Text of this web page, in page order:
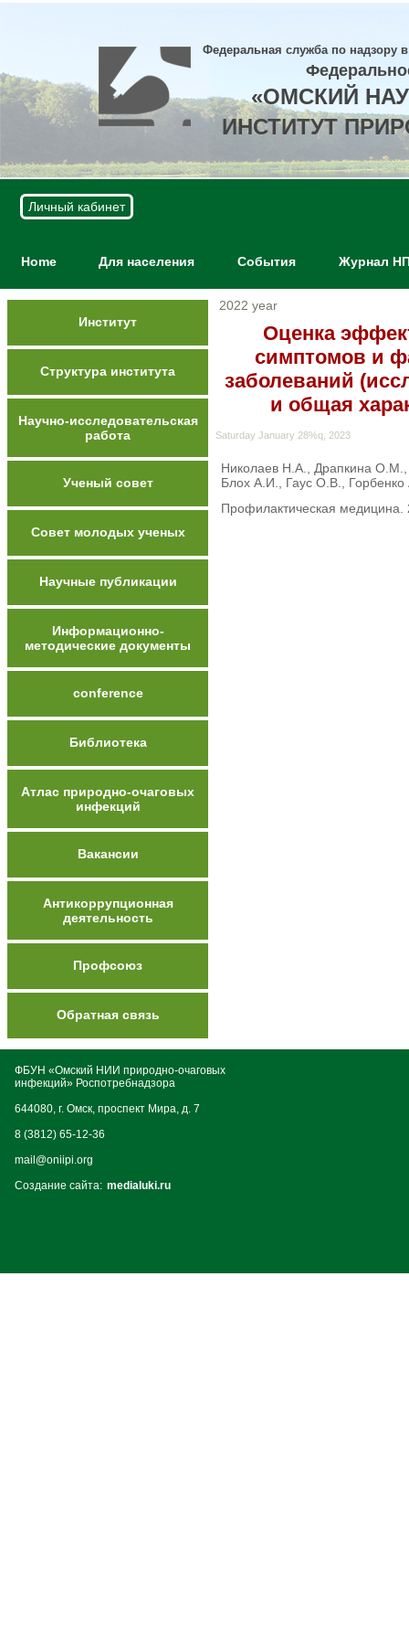
Федеральная служба по надзору
«ОМСКИЙ
ИНСТИТУТ
Личный кабинет
Home Для населения События Журнал
Институт
Структура института
Научно-исследовательская
работа
Ученый совет
Совет молодых ученых
Научные публикации
Информационно-
методические документы
conference
Библиотека
Атлас природно-очаговых
инфекций
Вакансии
Антикоррупционная
деятельность
Профсоюз
Обратная связь
2022 year
Оценка
симптомов и
заболеваний
и общая
Saturday January 28%q, 2023
Николаев Н.А., Драпкина
Блох А.И., Гаус О.В.,
Профилактическая
ФБУН «Омский НИИ природно-очаговых
инфекций» Роспотребнадзора
644080, г. Омск, проспект Мира, д. 7
8 (3812) 65-12-36
mail@oniipi.org
Создание сайта: medialuki.ru